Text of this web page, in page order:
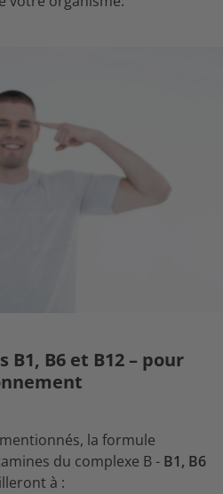
B6 et B12 – pour
la formule
du complexe B - B1, B6
à :